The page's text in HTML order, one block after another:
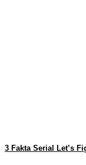
3 Fakta Serial Let’s